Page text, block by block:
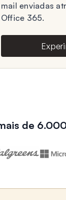
mail enviadas
Office 365.
de